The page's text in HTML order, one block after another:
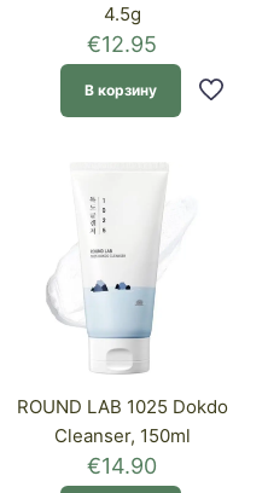
4.5g
€12.95
В корзину
ROUND LAB 1025 Dokdo
Cleanser, 150ml
€14.90